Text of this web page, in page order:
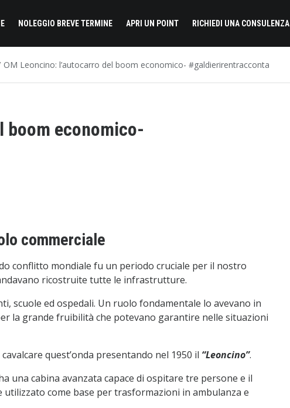
NOLEGGIO BREVE TERMINE APRI UN POINT RICHIEDI UNA CONSULENZA
OM Leoncino: l’autocarro del boom economico- #galdierirentracconta
boom economico-
commerciale
conflitto mondiale fu un periodo cruciale per il nostro
ricostruite tutte le infrastrutture.
scuole ed ospedali. Un ruolo fondamentale lo avevano in
la grande fruibilità che potevano garantire nelle situazioni
quest’onda presentando nel 1950 il “Leoncino”.
una cabina avanzata capace di ospitare tre persone e il
come base per trasformazioni in ambulanza e